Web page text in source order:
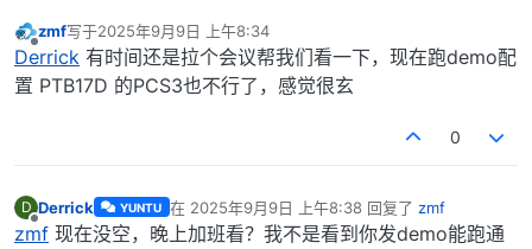
离线
zmf写于2025年9月9日 上午8:34
最后由 编辑
Derrick 有时间还是拉个会议帮我们看一下，现在跑demo配
置 PTB17D 的PCS3也不行了，感觉很玄
0
D
离线
Derrick YUNTU 在 2025年9月9日 上午8:38回复了 zmf
最后由 编辑
zmf 现在没空，晚上加班看？我不是看到你发demo能跑通